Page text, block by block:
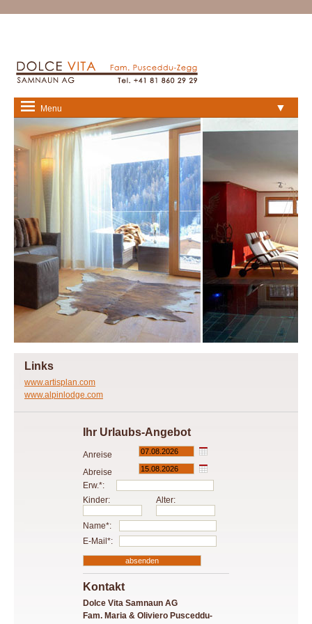
Menu ▼
Links
www.artisplan.com
www.alpinlodge.com
Ihr Urlaubs-Angebot
Anreise
Abreise
Erw.*:
Kinder:
Alter:
Name*:
E-Mail*:
Kontakt
Dolce Vita Samnaun AG
Fam. Maria & Oliviero Pusceddu-